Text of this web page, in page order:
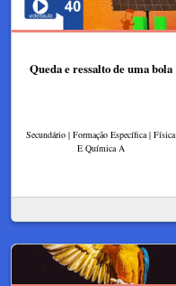
Queda e ressalto de uma bola
Secundário | Formação Específica | Física
E Química A